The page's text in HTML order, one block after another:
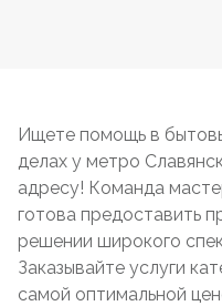
Ищете помощь в
делах у метро
адресу! Команда
готова предоставить
решении широкого
Заказывайте услуги
самой оптимальной